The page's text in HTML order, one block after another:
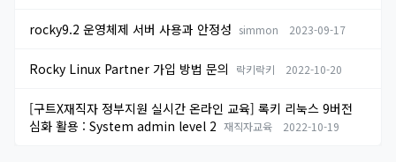
rocky9.2 운영체제 서버 사용과 안정성 simmon 2023-09-17
Rocky Linux Partner 가입 방법 문의 락키락키 2022-10-20
[구트X재직자 정부지원 실시간 온라인 교육] 록키 리눅스 9버전
심화 활용 : System admin level 2 재직자교육 2022-10-19